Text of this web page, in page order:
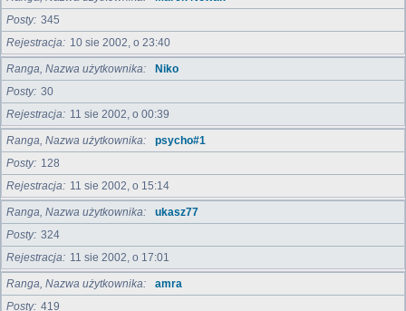
Posty 345
Rejestracja
10 sie 2002, o 23:40
Ranga, Nazwa użytkownika
Niko
Posty 30
Rejestracja
11 sie 2002, o 00:39
Ranga, Nazwa użytkownika
psycho#1
Posty
128
Rejestracja
11 sie 2002, o 15:14
Ranga, Nazwa użytkownika
ukasz77
Posty 324
Rejestracja
11 sie 2002, o 17:01
Ranga, Nazwa użytkownika
amra
Posty 419